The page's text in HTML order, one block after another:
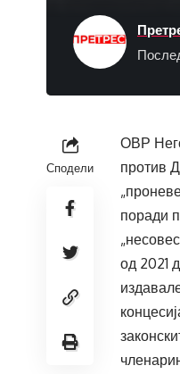
Сподели
ОВР
против
поради
од 2021